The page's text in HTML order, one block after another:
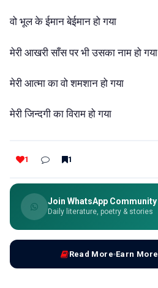
वो भूल के ईमान बेईमान हो गया
मेरी आखरी साँस पर भी उसका नाम हो गया
मेरी आत्मा का वो शमशान हो गया
मेरी जिन्दगी का विराम हो गया
1 1
Join WhatsApp Community
Daily literature, poetry & stories
Read More Earn More